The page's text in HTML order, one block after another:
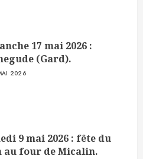
17 mai 2026 :
(Gard).
2026
9 mai 2026 : fête du
au four de Micalin.